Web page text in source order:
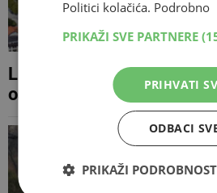
Livno dobilo Statut Grada
osam godina
Politici kolačića. Podrobno
PRIKAŽI SVE PARTNERE
PRIHVATI
ODBACI
PRIKAŽI